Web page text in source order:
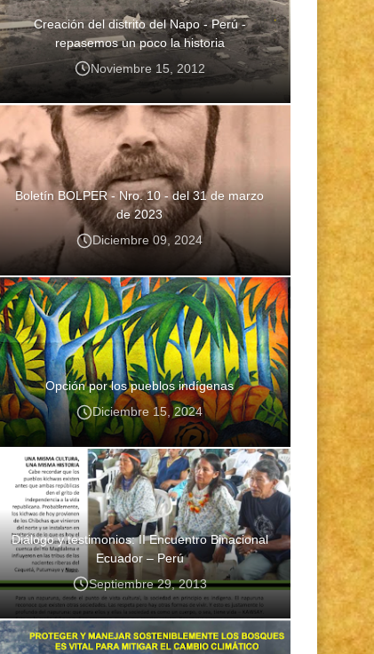
Creación del distrito del Napo - Perú -
repasemos un poco la historia
Noviembre 15, 2012
Boletín BOLPER - Nro. 10 - del 31 de marzo
de 2023
Diciembre 09, 2024
Opción por los pueblos indígenas
Diciembre 15, 2024
Diálogo y testimonios: II Encuentro Binacional
Ecuador – Perú
Septiembre 29, 2013